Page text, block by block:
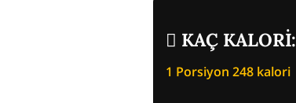
KAÇ KALORİ:
1 Porsiyon 248 kalori